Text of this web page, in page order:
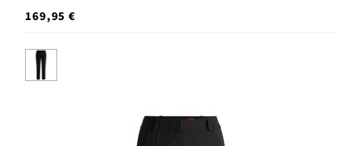
169,95 €